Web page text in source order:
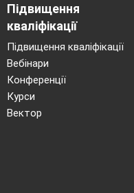
Підвищення
кваліфікації
Підвищення кваліфікації
Вебінари
Конференції
Курси
Вектор